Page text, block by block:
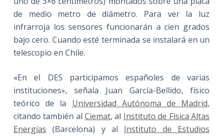
de medio metro de diámetro. Para ver la luz
infrarroja los sensores funcionarán a cien grados
bajo cero. Cuando esté terminada se instalará en un
telescopio en Chile.
«En el DES participamos españoles de varias
instituciones», señala Juan García-Bellido, físico
teórico de la Universidad Autónoma de Madrid,
citando también alCiemat, al Instituto de Física Altas
Energías (Barcelona) y al Instituto de Estudios